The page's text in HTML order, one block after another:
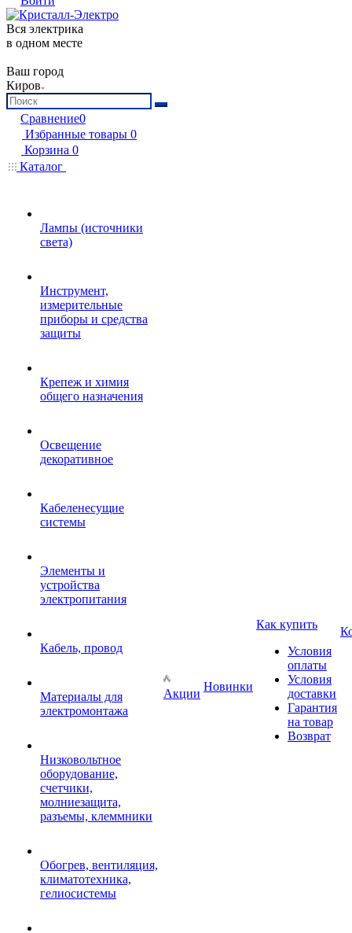
Вся электрика
в одном месте
Ваш город
Киров
Сравнение0
Избранные товары 0
Корзина 0
Каталог
Лампы (источники
света)
Инструмент,
измерительные
приборы и средства
защиты
Крепеж и химия
общего назначения
Освещение
декоративное
Кабеленесущие
системы
Элементы и
устройства
электропитания
Кабель, провод
Материалы для
электромонтажа
Низковольтное
оборудование,
счетчики,
молниезащита,
разъемы, клеммники
Обогрев, вентиляция,
климатотехника,
гелиосистемы
Акции
Новинки
Как купить
Условия
оплаты
Условия
доставки
Гарантия
на товар
Возврат